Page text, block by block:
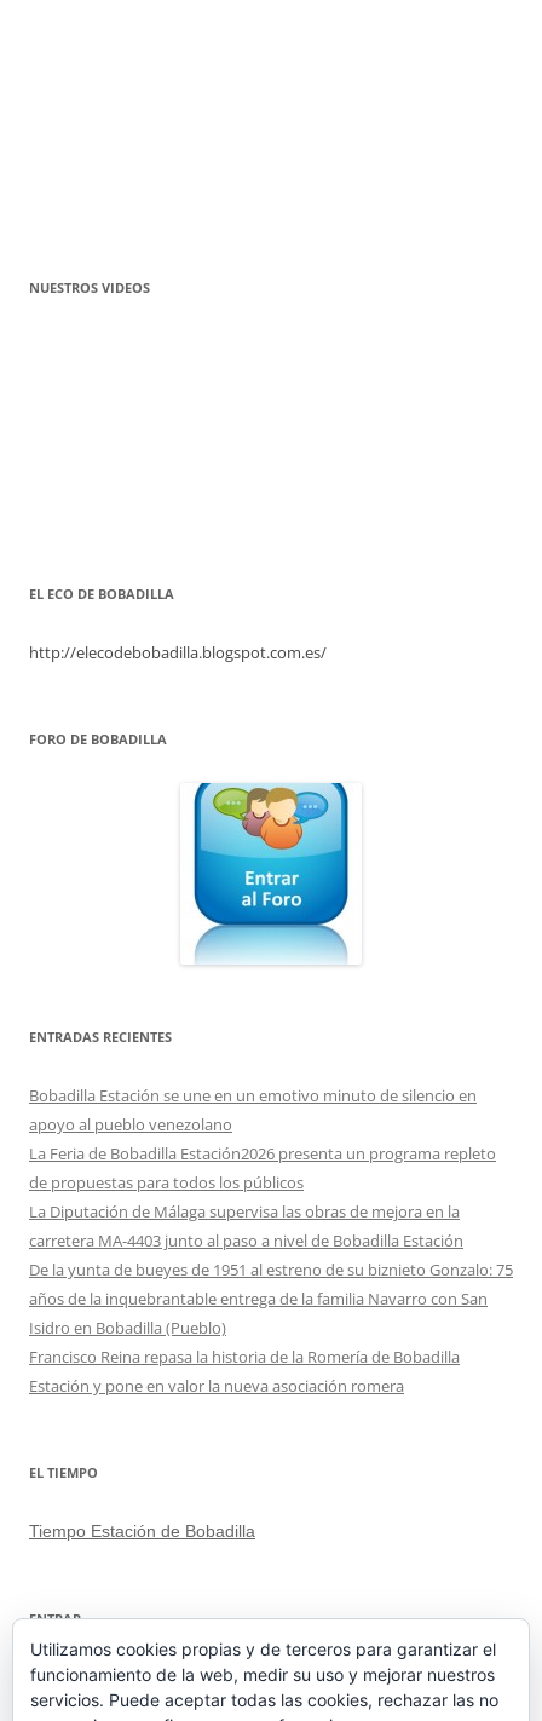
NUESTROS VIDEOS
EL ECO DE BOBADILLA
http://elecodebobadilla.blogspot.com.es/
FORO DE BOBADILLA
ENTRADAS RECIENTES
Bobadilla Estación se une en un emotivo minuto de silencio en
apoyo al pueblo venezolano
La Feria de Bobadilla Estación2026 presenta un programa repleto
de propuestas para todos los públicos
La Diputación de Málaga supervisa las obras de mejora en la
carretera MA-4403 junto al paso a nivel de Bobadilla Estación
De la yunta de bueyes de 1951 al estreno de su biznieto Gonzalo: 75
años de la inquebrantable entrega de la familia Navarro con San
Isidro en Bobadilla (Pueblo)
Francisco Reina repasa la historia de la Romería de Bobadilla
Estación y pone en valor la nueva asociación romera
EL TIEMPO
Tiempo Estación de Bobadilla
ENTRAR
Acceder
Feed de entradas
Utilizamos cookies propias y de terceros para garantizar el
funcionamiento de la web, medir su uso y mejorar nuestros
servicios. Puede aceptar todas las cookies, rechazar las no